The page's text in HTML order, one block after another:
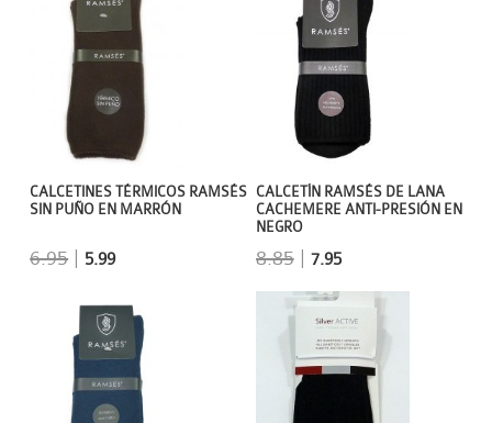
CALCETÍN RAMSÉS DE LANA
CACHEMERE ANTI-PRESIÓN EN
NEGRO
8.85| 7.95
CALCETINES TÉRMICOS RAMSÉS
SIN PUÑO EN MARRÓN
6.95 5.99